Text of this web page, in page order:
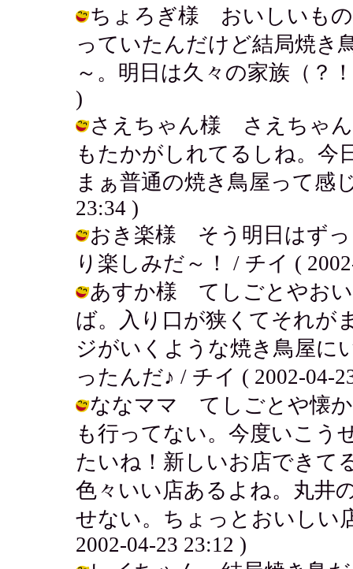
ちょろぎ様 おいしいもの
っていたんだけど結局焼き
～。明日は久々の家族（？
)
さえちゃん様 さえちゃん
もたかがしれてるしね。今
まぁ普通の焼き鳥屋って感
23:34 )
おき楽様 そう明日はずっ
り楽しみだ～！ / チイ (
あすか様 てしごとやおい
ば。入り口が狭くてそれが
ジがいくような焼き鳥屋に
ったんだ♪ / チイ ( 2002-04-
ななママ てしごとや懐か
も行ってない。今度いこう
たいね！新しいお店できて
色々いい店あるよね。丸井
せない。ちょっとおいしい
2002-04-23 23:12 )